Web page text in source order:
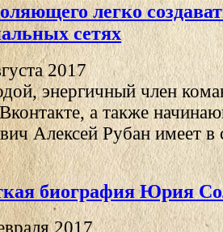
легко
сетях
2017
энергичный член
а также
Алексей Рубан имеет в
биография Юрия
2017